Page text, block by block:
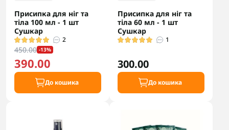
Присипка для ніг та
тіла 100 мл - 1 шт
Сушкар
2
450.00 -13%
390.00
До кошика
Присипка для ніг та
тіла 60 мл - 1 шт
Сушкар
1
300.00
До кошика